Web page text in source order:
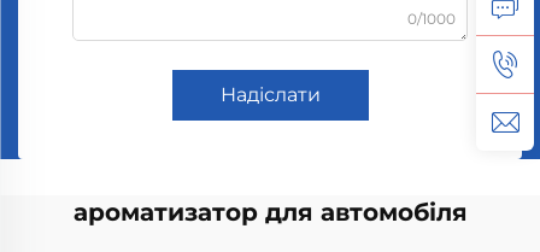
0/1000
Надіслати
ароматизатор для автомобіля